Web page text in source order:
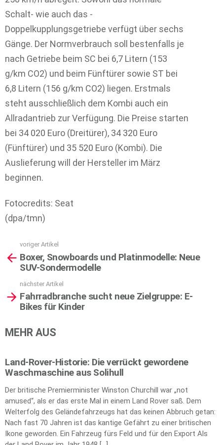
Schalt- wie auch das -
Doppelkupplungsgetriebe verfügt über sechs
Gänge. Der Normverbrauch soll bestenfalls je
nach Getriebe beim SC bei 6,7 Litern (153
g/km CO2) und beim Fünftürer sowie ST bei
6,8 Litern (156 g/km CO2) liegen. Erstmals
steht ausschließlich dem Kombi auch ein
Allradantrieb zur Verfügung. Die Preise starten
bei 34 020 Euro (Dreitürer), 34 320 Euro
(Fünftürer) und 35 520 Euro (Kombi). Die
Auslieferung will der Hersteller im März
beginnen.
Fotocredits: Seat
(dpa/tmn)
more
voriger Artikel
Boxer, Snowboards und Platinmodelle: Neue
SUV-Sondermodelle
nächster Artikel
Fahrradbranche sucht neue Zielgruppe: E-
Bikes für Kinder
MEHR AUS
Land-Rover-Historie: Die verrückt gewordene
Waschmaschine aus Solihull
Der britische Premierminister Winston Churchill war „not
amused“, als er das erste Mal in einem Land Rover saß. Dem
Welterfolg des Geländefahrzeugs hat das keinen Abbruch getan:
Nach fast 70 Jahren ist das kantige Gefährt zu einer britischen
Ikone geworden. Ein Fahrzeug fürs Feld und für den Export Als